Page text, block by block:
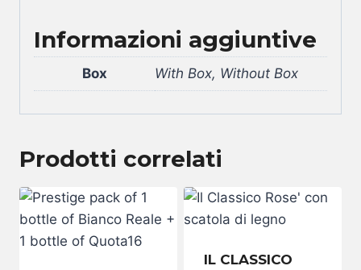
Informazioni aggiuntive
Box With Box, Without Box
Prodotti correlati
IL CLASSICO